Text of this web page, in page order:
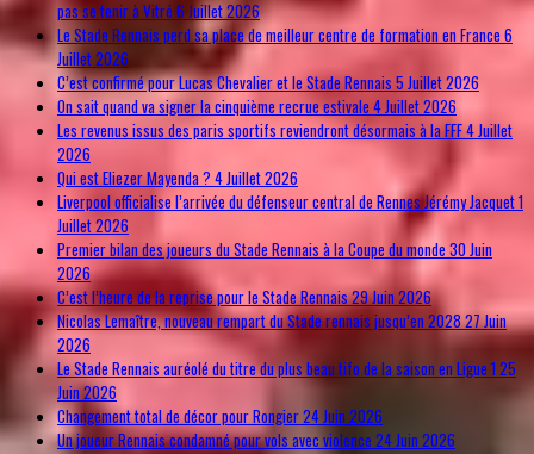
pas se tenir à Vitré 6 Juillet 2026
Le Stade Rennais perd sa place de meilleur centre de formation en France 6
Juillet 2026
C’est confirmé pour Lucas Chevalier et le Stade Rennais 5 Juillet 2026
On sait quand va signer la cinquième recrue estivale 4 Juillet 2026
Les revenus issus des paris sportifs reviendront désormais à la FFF4 Juillet
2026
Qui est Eliezer Mayenda ? 4 Juillet 2026
Liverpool officialise l’arrivée du défenseur central de Rennes Jérémy Jacquet1
Juillet 2026
Premier bilan des joueurs du Stade Rennais à la Coupe du monde 30 Juin
2026
C’est l’heure de la reprise pour le Stade Rennais29 Juin 2026
Nicolas Lemaître, nouveau rempart du Stade rennais jusqu’en 202827 Juin
2026
Le Stade Rennais auréolé du titre du plus beau tifo de la saison en Ligue 125
Juin 2026
Changement total de décor pour Rongier24 Juin 2026
Un joueur Rennais condamné pour vols avec violence 24 Juin 2026